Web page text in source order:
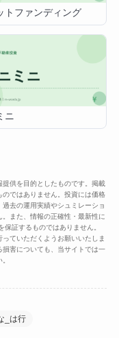
トファンディング
ニ
供を目的としたものです。掲載
ではありません。投資には価格
去の運用実績やシュミレーショ
また、情報の正確性・最新性に
証するものではありません。
ていただくようお願いいたしま
害についても、当サイトでは一
_は行